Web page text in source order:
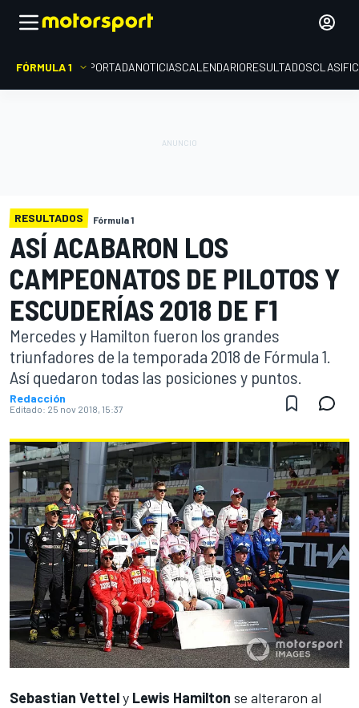
FÓRMULA 1 PORTADANOTICIASCALENDARIORESULTADOS
RESULTADOS Fórmula 1
ASÍ ACABARON LOS
CAMPEONATOS DE PILOTOS Y
ESCUDERÍAS 2018 DE F1
Mercedes y Hamilton fueron los grandes
triunfadores de la temporada 2018 de Fórmula 1.
Así quedaron todas las posiciones y puntos.
Redacción
Editado: 25 nov 2018, 15:37
Sebastian Vettely Lewis Hamilton se alteraron al